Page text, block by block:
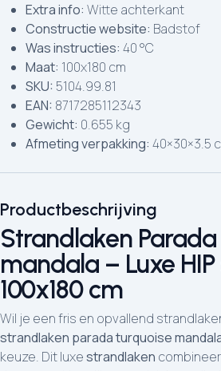
Productbeschrijving
Strandlaken
mandala – Luxe
100x180 cm
Wil je een fris en opvallend
strandlaken parada turquoise
keuze. Dit luxestrandlaken
Extra info: Witte achterkant
Constructie website: Badstof
Was instructies: 40 °C
Maat: 100x180 cm
SKU:5104.99.81
EAN: 8717285112343
Gewicht: 0.655 kg
Afmeting verpakking: 40×30×3.5